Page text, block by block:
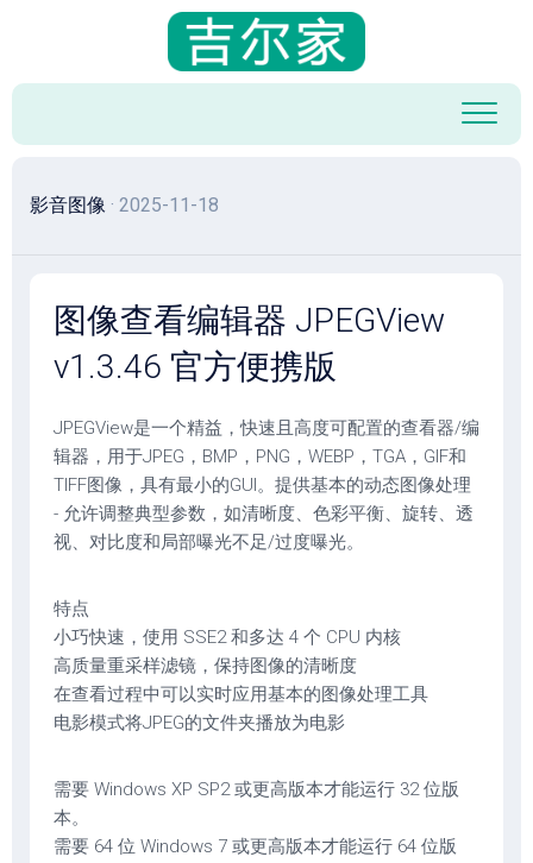
容
影音图像 · 2025-11-18
图像查看编辑器 JPEGView
v1.3.46 官方便携版
JPEGView是一个精益，快速且高度可配置的查看器/编
辑器，用于JPEG，BMP，PNG，WEBP，TGA，GIF和
TIFF图像，具有最小的GUI。提供基本的动态图像处理
- 允许调整典型参数，如清晰度、色彩平衡、旋转、透
视、对比度和局部曝光不足/过度曝光。
特点
小巧快速，使用 SSE2 和多达 4 个 CPU 内核
高质量重采样滤镜，保持图像的清晰度
在查看过程中可以实时应用基本的图像处理工具
电影模式将JPEG的文件夹播放为电影
需要 Windows XP SP2 或更高版本才能运行 32 位版
本。
需要 64 位 Windows 7 或更高版本才能运行 64 位版